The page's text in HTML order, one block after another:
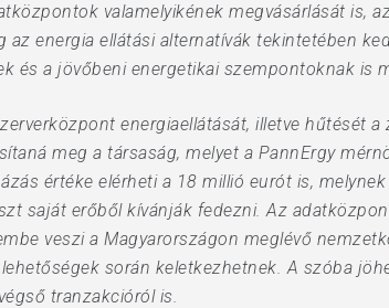
valamelyikének megvásárlását is,
energia ellátási alternatívák tekintetében
és a jövőbeni energetikai szempontoknak is
energiaellátását, illetve hűtését
meg a társaság, melyet a PannErgy
értéke elérheti a 18 millió eurót is,
saját erőből kívánják fedezni. Az
veszi a Magyarországon meglévő
során keletkezhetnek. A szóba
tranzakcióról is.